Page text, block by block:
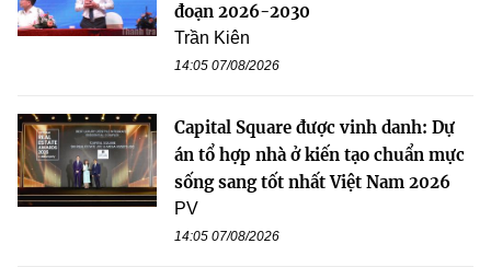
đoạn 2026-2030
Trần Kiên
14:05 07/08/2026
Capital Square được vinh danh: Dự
án tổ hợp nhà ở kiến tạo chuẩn mực
sống sang tốt nhất Việt Nam 2026
PV
14:05 07/08/2026